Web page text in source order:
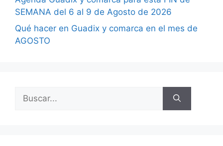
SEMANA del 6 al 9 de Agosto de 2026
Qué hacer en Guadix y comarca en el mes de
AGOSTO
Buscar: